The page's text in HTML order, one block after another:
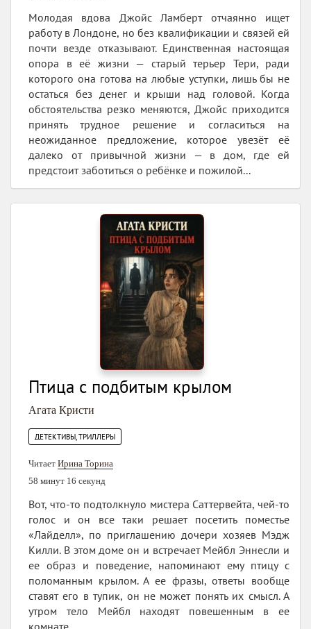
Молодая вдова Джойс Ламберт отчаянно ищет
работу в Лондоне, но без квалификации и связей ей
почти везде отказывают. Единственная настоящая
опора в её жизни — старый терьер Тери, ради
которого она готова на любые уступки, лишь бы не
остаться без денег и крыши над головой. Когда
обстоятельства резко меняются, Джойс приходится
принять трудное решение и согласиться на
неожиданное предложение, которое увезёт её
далеко от привычной жизни — в дом, где ей
предстоит заботиться о ребёнке и пожилой...
Птица с подбитым крылом
Агата Кристи
ДЕТЕКТИВЫ, ТРИЛЛЕРЫ
Читает Ирина Торина
58 минут 16 секунд
Вот, что-то подтолкнуло мистера Саттервейта, чей-то
голос и он все таки решает посетить поместье
«Лайделл», по приглашению дочери хозяев Мэдж
Килли. В этом доме он и встречает Мейбл Эннесли и
ее образ и поведение, напоминают ему птицу с
поломанным крылом. А ее фразы, ответы вообще
ставят его в тупик, он не может понять их смысл. А
утром тело Мейбл находят повешенным в ее
комнате.